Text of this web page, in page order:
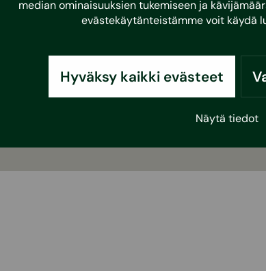
median ominaisuuksien tukemiseen ja
evästekäytänteistämme voit käydä
Hyväksy kaikki evästeet
Näytä tiedot